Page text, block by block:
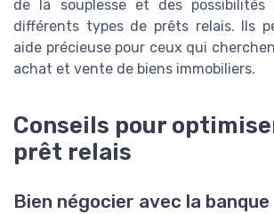
de la souplesse et des
différents types de prêts relais. Ils
aide précieuse pour ceux qui
achat et vente de biens immobiliers.
Conseils pour
prêt relais
Bien négocier avec la banque